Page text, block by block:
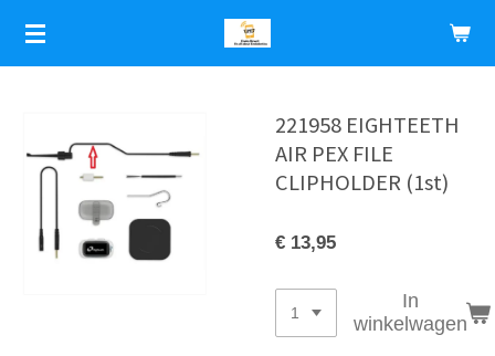
Ga
direct
naar
221958 EIGHTEETH
AIR PEX FILE
CLIPHOLDER (1st)
€ 13,95
In
winkelwagen